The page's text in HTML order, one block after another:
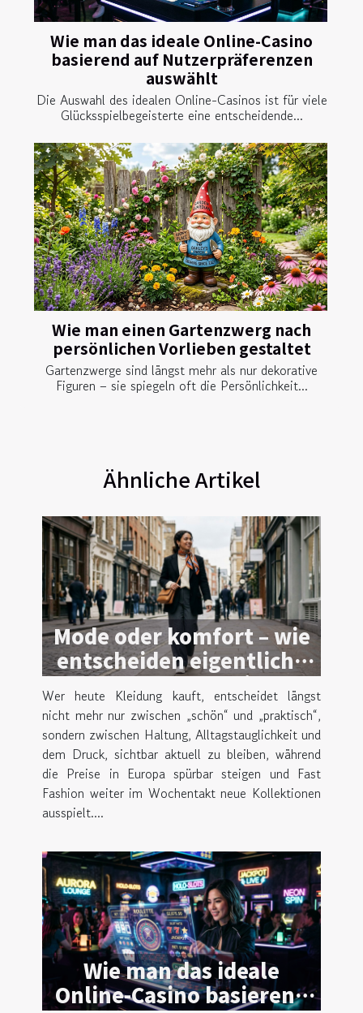
Wie man das ideale Online-Casino
basierend auf Nutzerpräferenzen
auswählt
Die Auswahl des idealen Online-Casinos ist für viele
Glücksspielbegeisterte eine entscheidende...
Wie man einen Gartenzwerg nach
persönlichen Vorlieben gestaltet
Gartenzwerge sind längst mehr als nur dekorative
Figuren – sie spiegeln oft die Persönlichkeit...
Ähnliche Artikel
Mode oder komfort – wie
entscheiden eigentliche
trendsetter beim
kleidungskauf?
Wer heute Kleidung kauft, entscheidet längst
nicht mehr nur zwischen „schön“ und „praktisch“,
sondern zwischen Haltung, Alltagstauglichkeit und
dem Druck, sichtbar aktuell zu bleiben, während
die Preise in Europa spürbar steigen und Fast
Fashion weiter im Wochentakt neue Kollektionen
ausspielt....
Wie man das ideale
Online-Casino basierend